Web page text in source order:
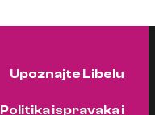
Upoznajte Libelu
Politika ispravaka i